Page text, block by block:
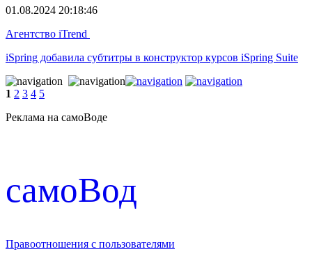
01.08.2024 20:18:46
Агентство iTrend
iSpring добавила субтитры в конструктор курсов iSpring Suite
1 2 3 4 5
Реклама на самоВоде
cамоВод
Правоотношения с пользователями